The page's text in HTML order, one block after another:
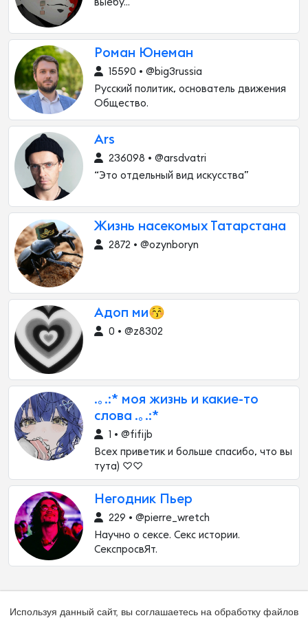
выебу...
Роман Юнеман
15590 • @big3russia
Русский политик, основатель движения
Общество.
Ars
236098 • @arsdvatri
“Это отдельный вид искусства”
Жизнь насекомых Татарстана
2872 • @ozynboryn
Адоп ми😚
0 • @z8302
.｡.:* моя жизнь и какие-то
слова .｡.:*
1 • @fifijb
Всех приветик и больше спасибо, что вы
тута) ♡♡
Негодник Пьер
229 • @pierre_wretch
Научно о сексе. Секс истории.
СекспросвЯт.
Используя данный сайт, вы соглашаетесь на обработку файлов